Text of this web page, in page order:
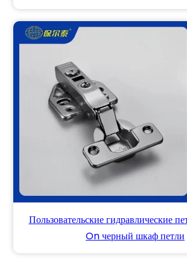
Пользовательские гидравлические
On черный шкаф петли